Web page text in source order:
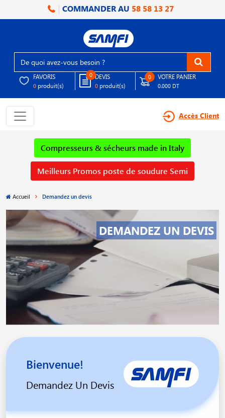
COMMANDER AU 58 58 13 27
FAVORIS
0 produit(s)
0 DEVIS
0 produit(s)
0 VOTRE PANIER
0.000 DT
Accès Client
Compresseurs & sécheurs made in Italy
Meilleurs Promos poste de soudure Semi
Accueil Demandez un devis
DEMANDEZ UN DEVIS
Bienvenue!
Demandez Un Devis